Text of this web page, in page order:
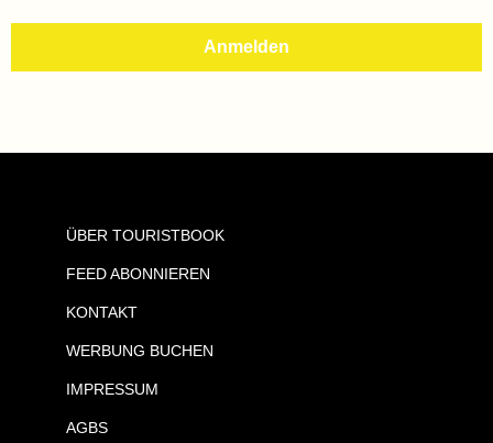
ÜBER TOURISTBOOK
FEED ABONNIEREN
KONTAKT
WERBUNG BUCHEN
IMPRESSUM
AGBS